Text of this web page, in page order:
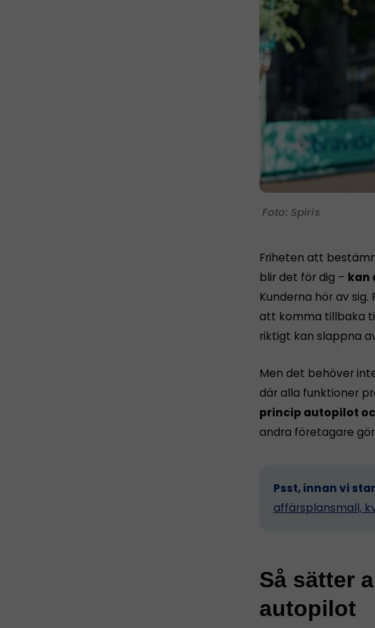
Spiris
Friheten att
blir det för dig – kan
Kunderna hör av
att komma tillbaka
riktigt kan slappna
Men det behöver
där alla funktioner
princip autopilot
andra företagare
Psst, innan vi
affärsplansmall,
Så sätter
autopilot